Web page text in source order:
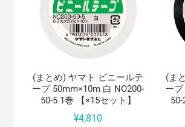
(まとめ) ヤマト ビニールテ
ープ 50mm×10m 白 NO200-
50-5 1巻 【×15セット】
¥4,810
(ま
ー